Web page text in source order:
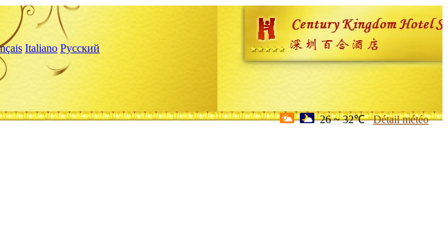
Italiano Русский
26 ~ 32℃ Détail météo